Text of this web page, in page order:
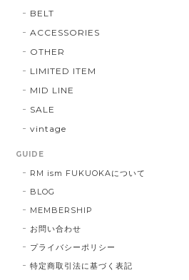
BELT
ACCESSORIES
OTHER
LIMITED ITEM
MID LINE
SALE
vintage
GUIDE
RM ism FUKUOKAについて
BLOG
MEMBERSHIP
お問い合わせ
プライバシーポリシー
特定商取引法に基づく表記